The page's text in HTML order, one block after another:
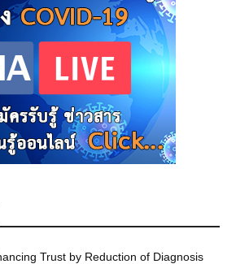
Trust by Reduction of Diagnosis